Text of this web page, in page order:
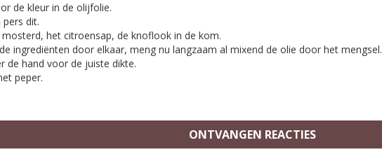
de kleur in de olijfolie.
dit.
het citroensap, de knoflook in de kom.
ingrediënten door elkaar, meng nu langzaam al mixend de olie door het mengsel.
de hand voor de juiste dikte.
peper.
ONTVANGEN REACTIES